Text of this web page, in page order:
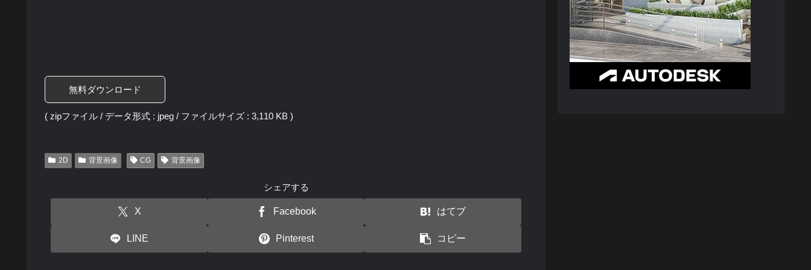
無料ダウンロード
( zipファイル / データ形式 : jpeg / ファイルサイズ : 3,110 KB )
2D 背景画像 CG 背景画像
シェアする
X Facebook はてブ
LINE Pinterest コピー